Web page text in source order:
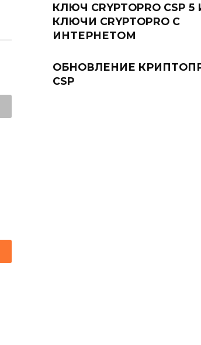
КЛЮЧ CRYPTOPRO CSP 5
КЛЮЧИ CRYPTOPRO С
ИНТЕРНЕТОМ
ОБНОВЛЕНИЕ
CSP